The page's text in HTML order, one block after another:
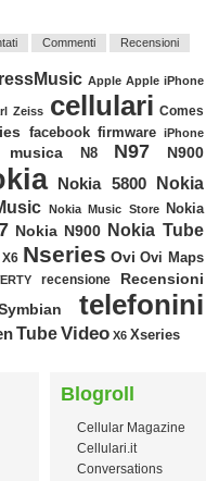
Commenti Recensioni
Apple Apple iPhone
Zeiss cellulari Comes
facebook firmware iPhone
musica N8 N97 N900
Nokia 5800 Nokia
Nokia Music Store
Nokia
Nokia N900 Nokia Tube
Nseries Ovi Ovi Maps
recensione Recensioni
telefonini
TubeVideo X6 Xseries
Blogroll
Cellular Magazine
Cellulari.it
Conversations